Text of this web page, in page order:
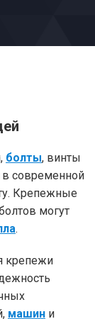
болты, винты
современной
Крепежные
могут
.
крепежи
машин и